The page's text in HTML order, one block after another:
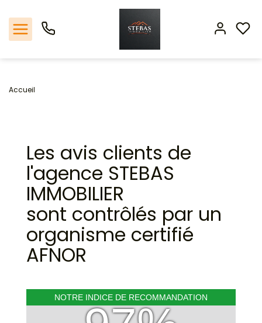
Nos offres
Biens vendus
Espace client
Estimation
Avis clients
Accueil
Les avis clients de
l'agence STEBAS
IMMOBILIER
sont contrôlés par un
organisme certifié
AFNOR
NOTRE INDICE DE RECOMMANDATION